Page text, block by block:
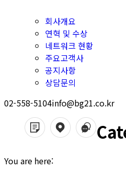
회사개요
연혁 및 수상
네트워크 현황
주요고객사
공지사항
상담문의
02-558-5104info@bg21.co.kr
You are here: